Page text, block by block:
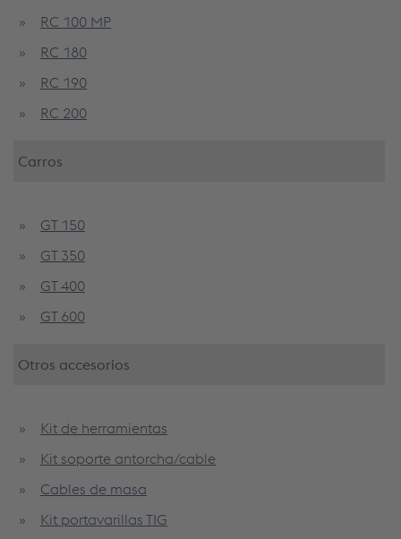
RC 100 MP
RC 180
RC 190
RC 200
Carros
GT 150
GT 350
GT 400
GT 600
Otros accesorios
Kit de herramientas
Kit soporte antorcha/cable
Cables de masa
Kit portavarillas TIG